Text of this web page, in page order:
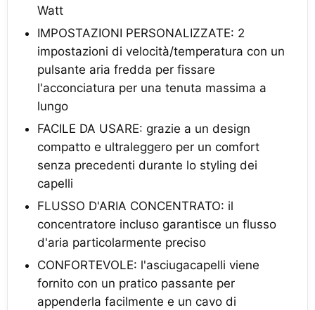
Watt
IMPOSTAZIONI PERSONALIZZATE: 2
impostazioni di velocità/temperatura con un
pulsante aria fredda per fissare
l'acconciatura per una tenuta massima a
lungo
FACILE DA USARE: grazie a un design
compatto e ultraleggero per un comfort
senza precedenti durante lo styling dei
capelli
FLUSSO D'ARIA CONCENTRATO: il
concentratore incluso garantisce un flusso
d'aria particolarmente preciso
CONFORTEVOLE: l'asciugacapelli viene
fornito con un pratico passante per
appenderla facilmente e un cavo di